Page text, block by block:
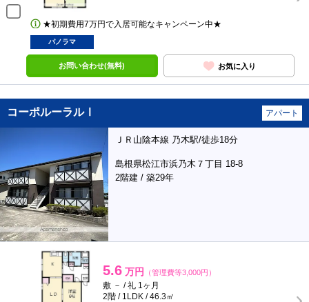
★初期費用7万円で入居可能なキャンペーン中★
パノラマ
お問い合わせ(無料) お気に入り
コーポルーラルⅠ アパート
ＪＲ山陰本線 乃木駅/徒歩18分
島根県松江市浜乃木７丁目 18-8
2階建 / 築29年
5.6 万円 （管理費等3,000円）
敷 － / 礼 1ヶ月
2階 / 1LDK / 46.3㎡